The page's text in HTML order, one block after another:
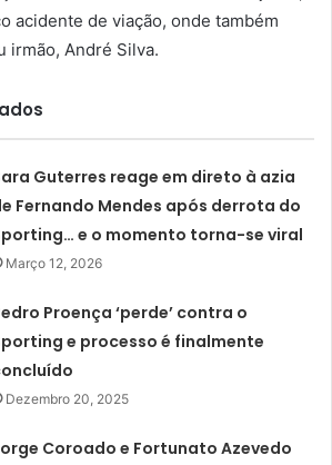
acidente de viação, onde também
irmão, André Silva.
Guterres reage em direto à azia
Fernando Mendes após derrota do
e o momento torna-se viral
Março 12, 2026
Proença ‘perde’ contra o
e processo é finalmente
Dezembro 20, 2025
Coroado e Fortunato Azevedo